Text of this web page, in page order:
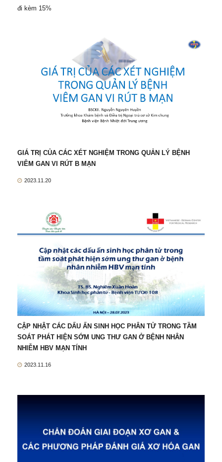
đi kèm 15%
GIÁ TRỊ CỦA CÁC XÉT NGHIỆM TRONG QUẢN LÝ BỆNH
VIÊM GAN VI RÚT B MẠN
2023.11.20
CẬP NHẬT CÁC DẤU ẤN SINH HỌC PHÂN TỬ TRONG TẦM
SOÁT PHÁT HIỆN SỚM UNG THƯ GAN Ở BỆNH NHÂN
NHIỄM HBV MẠN TÍNH
2023.11.16